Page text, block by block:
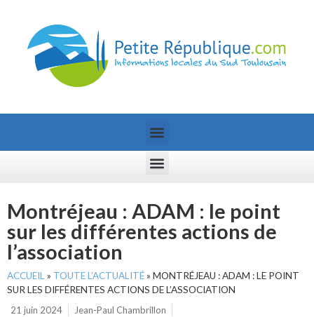
Montréjeau : ADAM : le point
sur les différentes actions de
l’association
ACCUEIL » TOUTE L’ACTUALITÉ» MONTRÉJEAU : ADAM : LE POINT
SUR LES DIFFÉRENTES ACTIONS DE L’ASSOCIATION
21 juin 2024
Jean-Paul Chambrillon